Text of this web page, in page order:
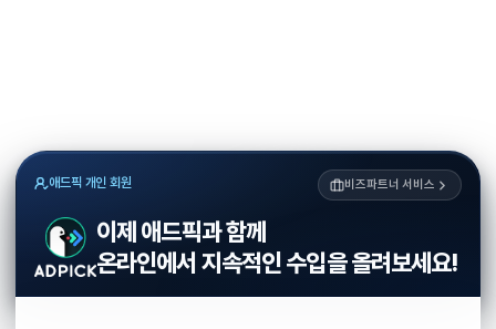
애드픽 개인 회원 비즈파트너 서비스
이제 애드픽과 함께
온라인에서 지속적인 수입을 올려보세요!